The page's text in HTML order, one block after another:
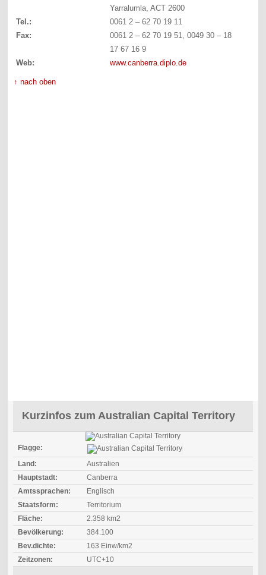
Yarralumla, ACT 2600
Tel.:
0061 2 – 62 70 19 11
Fax:
0061 2 – 62 70 19 51, 0049 30 – 18
17 67 16 9
Web:
www.canberra.diplo.de
↑ nach oben
Kurzinfos zum Australian Capital Territory
Flagge:
Land:
Australien
Hauptstadt:
Canberra
Amtssprachen:
Englisch
Staatsform:
Territorium
Fläche:
2.358 km2
Bevölkerung:
384.100
Bev.dichte:
163 Einw/km2
Zeitzonen:
UTC+10